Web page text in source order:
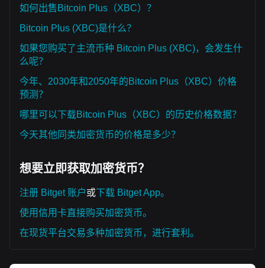
如何出售Bitcoin Plus（XBC）？
Bitcoin Plus (XBC)是什么？
如果您购买了主流币种 Bitcoin Plus (XBC)，会发生什
么呢？
今年、2030年和2050年的Bitcoin Plus（XBC）价格
预测？
哪里可以下载Bitcoin Plus（XBC）的历史价格数据？
今天其他同类加密货币的价格是多少？
想要立即获取加密货币？
注册 Bitget 账户或下载 Bitget App。
使用信用卡直接购买加密货币。
在现货平台交易多种加密货币，进行套利。